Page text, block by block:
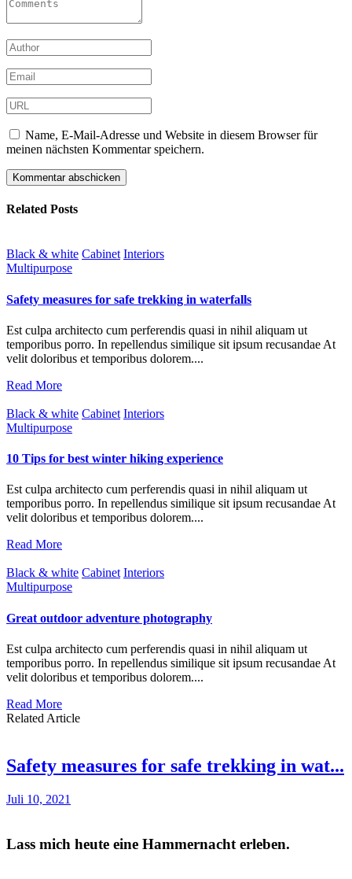
Name, E-Mail-Adresse und Website in diesem Browser für
meinen nächsten Kommentar speichern.
Related Posts
Black & white Cabinet Interiors
Multipurpose
Safety measures for safe trekking in waterfalls
Est culpa architecto cum perferendis quasi in nihil aliquam ut
temporibus porro. In repellendus similique sit ipsum recusandae At
velit doloribus et temporibus dolorem....
Read More
Black & white Cabinet Interiors
Multipurpose
10 Tips for best winter hiking experience
Est culpa architecto cum perferendis quasi in nihil aliquam ut
temporibus porro. In repellendus similique sit ipsum recusandae At
velit doloribus et temporibus dolorem....
Read More
Black & white Cabinet Interiors
Multipurpose
Great outdoor adventure photography
Est culpa architecto cum perferendis quasi in nihil aliquam ut
temporibus porro. In repellendus similique sit ipsum recusandae At
velit doloribus et temporibus dolorem....
Read More
Related Article
Safety measures for safe trekking in wat...
Juli 10, 2021
Lass mich heute eine Hammernacht erleben.